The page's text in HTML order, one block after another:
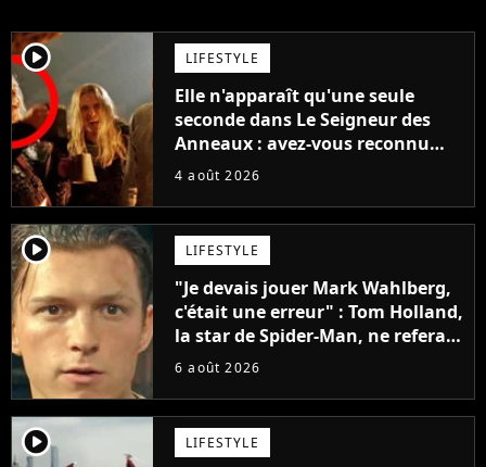
player2 LIFESTYLE
Elle n'apparaît qu'une seule
seconde dans Le Seigneur des
Anneaux : avez-vous reconnu
cette légende du cinéma dans la
4 août 2026
player2 LIFESTYLE
"Je devais jouer Mark Wahlberg,
c'était une erreur" : Tom Holland,
la star de Spider-Man, ne referait
pas ce blockbuster
6 août 2026
player2 LIFESTYLE